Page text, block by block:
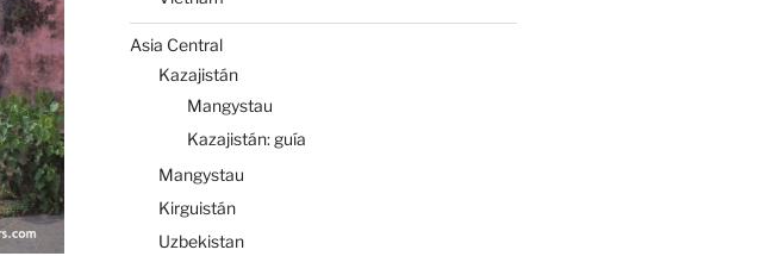
Asia Central
Kazajistán
Mangystau
Kazajistán: guía
Mangystau
Kirguistán
Uzbekistan